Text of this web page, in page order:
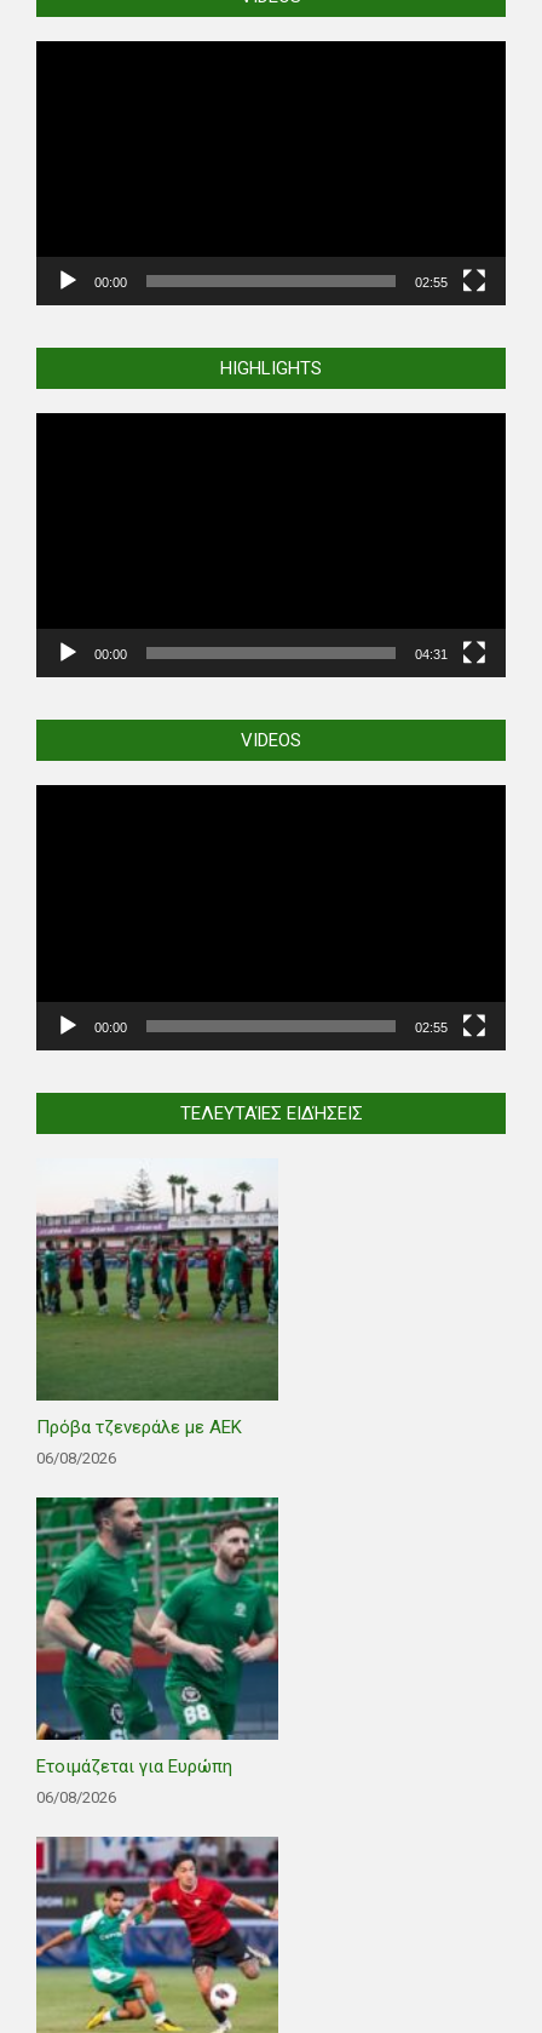
00:00 02:55
HIGHLIGHTS
00:00 04:31
VIDEOS
00:00 02:55
ΤΕΛΕΥΤΑΊΕΣ ΕΙΔΉΣΕΙΣ
Πρόβα τζενεράλε με ΑΕΚ
06/08/2026
Ετοιμάζεται για Ευρώπη
06/08/2026